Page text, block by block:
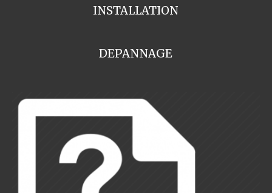
INSTALLATION
DEPANNAGE